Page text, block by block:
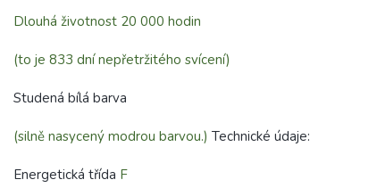
Dlouhá životnost 20 000 hodin
(to je 833 dní nepřetržitého svícení)
Studená bílá barva
(silně nasycený modrou barvou.) Technické údaje:
Energetická třída F